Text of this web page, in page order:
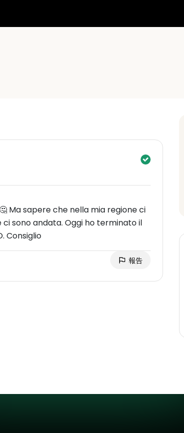
sapere che nella mia regione ci
sono andata. Oggi ho terminato il
Consiglio
報告